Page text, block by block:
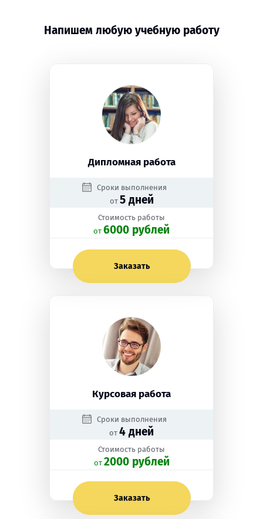
Напишем любую учебную работу
Дипломная работа
Сроки выполнения
от 5 дней
Стоимость работы
oт 6000 рублей
Заказать
Курсовая работа
Сроки выполнения
от 4 дней
Стоимость работы
oт 2000 рублей
Заказать